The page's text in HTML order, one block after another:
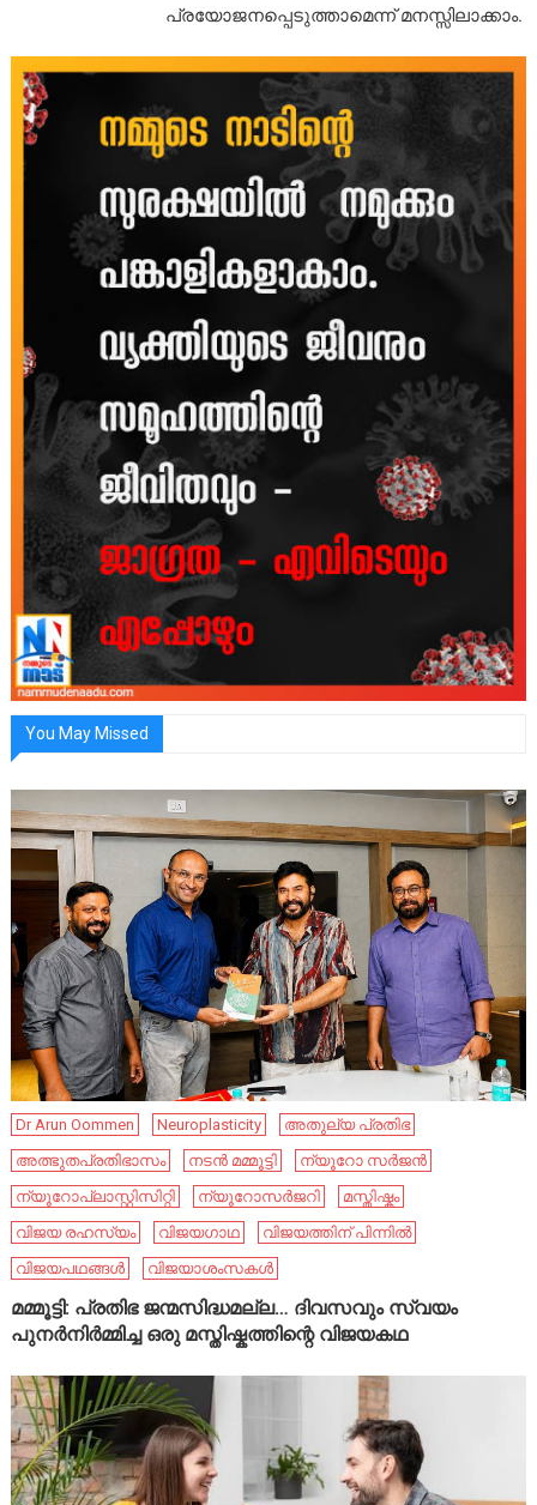
പ്രയോജനപ്പെടുത്താമെന്ന് മനസ്സിലാക്കാം.
You May Missed
Dr Arun Oommen Neuroplasticity
അതുല്യ പ്രതിഭ
അത്ഭുതപ്രതിഭാസം
നടൻ മമ്മൂട്ടി
ന്യൂറോ സർജൻ
ന്യൂറോപ്ലാസ്റ്റിസിറ്റി
ന്യൂറോസർജറി
മസ്തിഷ്കം
വിജയ രഹസ്യം
വിജയഗാഥ
വിജയത്തിന് പിന്നിൽ
വിജയപഥങ്ങൾ
വിജയാശംസകൾ
മമ്മൂട്ടി: പ്രതിഭ ജന്മസിദ്ധമല്ല… ദിവസവും സ്വയം
പുനർനിർമ്മിച്ച ഒരു മസ്തിഷ്കത്തിന്റെ വിജയകഥ